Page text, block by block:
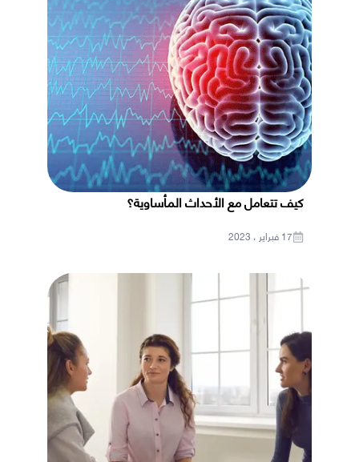
كيف تتعامل مع الأحداث المأساوية؟
17 فبراير ، 2023